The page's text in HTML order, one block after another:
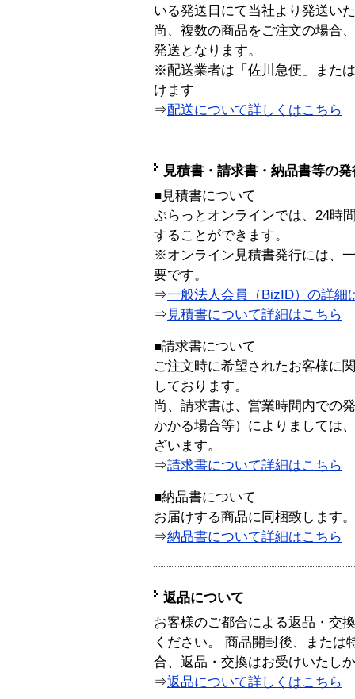
いる発送日にて当社より発送い
尚、複数の商品をご注文の場合
発送となります。
※配送業者は「佐川急便」また
けます
⇒配送について詳しくはこちら
見積書・請求書・納品書等の
■見積書について
ぷらっとオンラインでは、24時
することができます。
※オンライン見積書発行には、
要です。
⇒一般法人会員（BizID）の詳細
⇒ 見積書について詳細はこちら
■請求書について
ご注文時に希望されたお客様に
しております。
尚、請求書は、営業時間内での
かかる場合等）によりましては
ざいます。
⇒請求書について詳細はこちら
■納品書について
お届けする商品に同梱致します。
⇒納品書について詳細はこちら
返品について
お客様のご都合による返品・交
ください。 商品開封後、または
合、返品・交換はお受けいたし
⇒返品について詳しくはこちら